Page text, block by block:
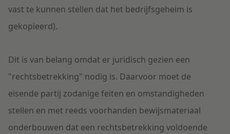
vast te kunnen stellen dat het bedrijfsgeheim is
gekopieerd).
Dit is van belang omdat er juridisch gezien een
"rechtsbetrekking" nodig is. Daarvoor moet de
eisende partij zodanige feiten en omstandigheden
stellen en met reeds voorhanden bewijsmateriaal
onderbouwen dat een rechtsbetrekking voldoende